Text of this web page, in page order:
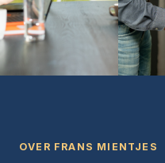
OVER FRANS MIENTJES